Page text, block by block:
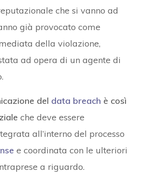
che si vanno ad
già provocato come
della violazione,
ad opera di un agente di
del data breach è così
che deve essere
all’interno del processo
e coordinata con le ulteriori
a riguardo.